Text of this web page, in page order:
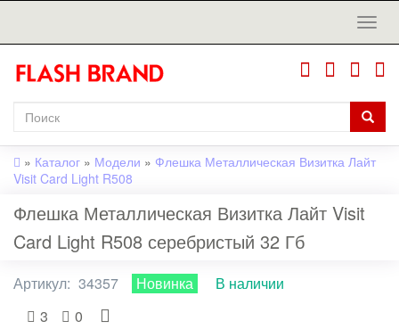
» Каталог » Модели » Флешка Металлическая Визитка Лайт
Visit Card Light R508
Флешка Металлическая Визитка Лайт Visit
Card Light R508 серебристый 32 Гб
Артикул: 34357 Новинка
В наличии
3
0